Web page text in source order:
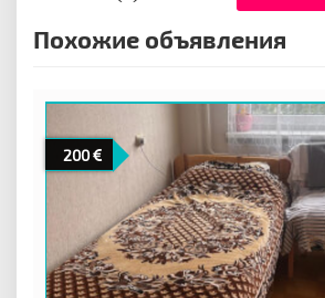
Похожие объявления
200